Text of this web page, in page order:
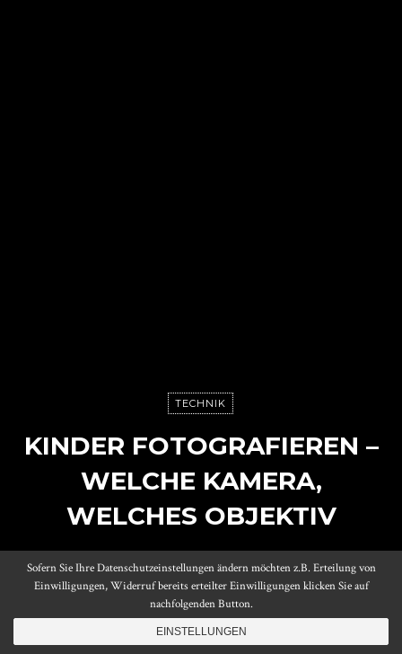
TECHNIK
KINDER FOTOGRAFIEREN –
WELCHE KAMERA,
WELCHES OBJEKTIV
Posted on23. August 2018byDaniel
Reading time10 minutes
Sofern Sie Ihre Datenschutzeinstellungen ändern möchten z.B. Erteilung von
Einwilligungen, Widerruf bereits erteilter Einwilligungen klicken Sie auf
nachfolgenden Button.
EINSTELLUNGEN